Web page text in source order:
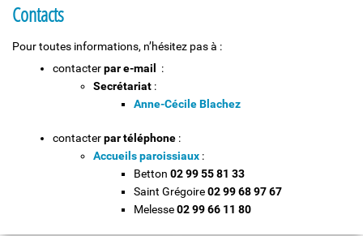
Contacts
Pour toutes informations, n’hésitez pas à :
contacterpar e-mail
:
Secrétariat :
Anne-Cécile Blachez
contacterpar téléphone :
Accueils paroissiaux :
Betton 02 99 55 81 33
Saint Grégoire02 99 68 97 67
Melesse02 99 66 11 80